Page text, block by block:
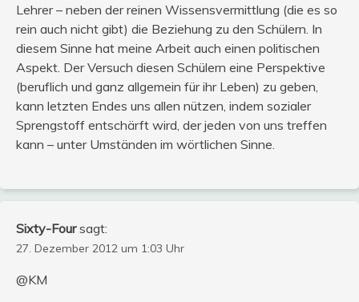
Lehrer – neben der reinen Wissensvermittlung (die es so
rein auch nicht gibt) die Beziehung zu den Schülern. In
diesem Sinne hat meine Arbeit auch einen politischen
Aspekt. Der Versuch diesen Schülern eine Perspektive
(beruflich und ganz allgemein für ihr Leben) zu geben,
kann letzten Endes uns allen nützen, indem sozialer
Sprengstoff entschärft wird, der jeden von uns treffen
kann – unter Umständen im wörtlichen Sinne.
Sixty-Four sagt:
27. Dezember 2012 um 1:03 Uhr
@KM